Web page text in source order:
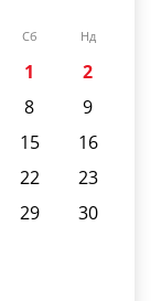
Сб Нд
1
2
8
9
15
16
22
23
29
30